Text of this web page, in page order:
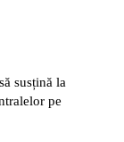
susțină la
pe